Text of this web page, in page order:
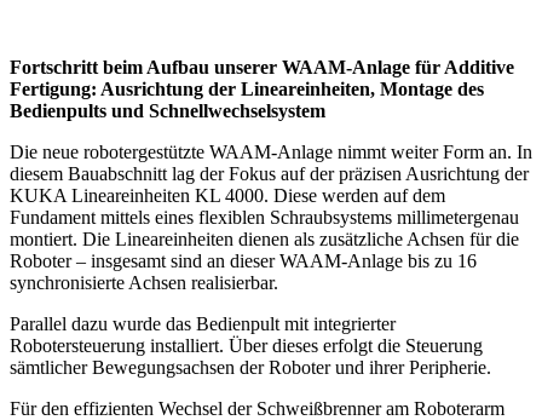
Fortschritt beim Aufbau unserer WAAM-Anlage für Additive
Fertigung: Ausrichtung der Lineareinheiten, Montage des
Bedienpults und Schnellwechselsystem
Die neue robotergestützte WAAM-Anlage nimmt weiter Form an. In
diesem Bauabschnitt lag der Fokus auf der präzisen Ausrichtung der
KUKA Lineareinheiten KL 4000. Diese werden auf dem
Fundament mittels eines flexiblen Schraubsystems millimetergenau
montiert. Die Lineareinheiten dienen als zusätzliche Achsen für die
Roboter – insgesamt sind an dieser WAAM-Anlage bis zu 16
synchronisierte Achsen realisierbar.
Parallel dazu wurde das Bedienpult mit integrierter
Robotersteuerung installiert. Über dieses erfolgt die Steuerung
sämtlicher Bewegungsachsen der Roboter und ihrer Peripherie.
Für den effizienten Wechsel der Schweißbrenner am Roboterarm